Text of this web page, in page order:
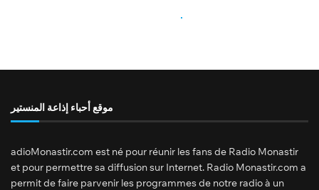
موقع أحباء إذاعة المنستير
adioMonastir.com est né pour réunir les fans de Radio Monastir
et pour permettre sa diffusion sur Internet. Radio Monastir.com a
permit de faire parvenir les programmes de notre radio à un